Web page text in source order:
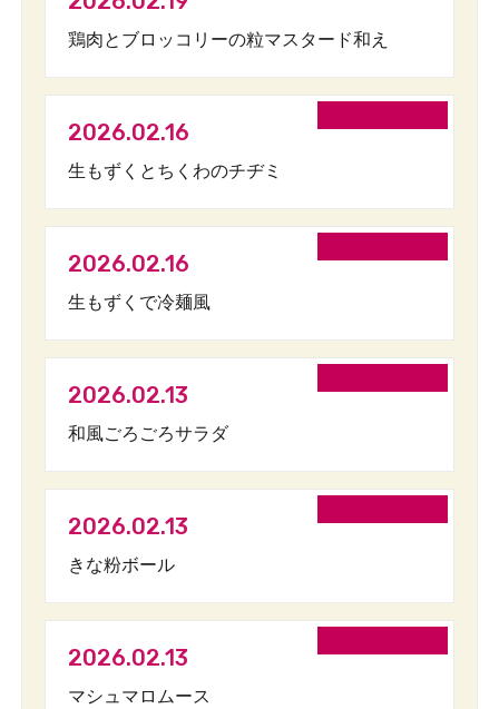
鶏肉とブロッコリーの粒マスタード和え
2026.02.16
生もずくとちくわのチヂミ
2026.02.16
生もずくで冷麺風
2026.02.13
和風ごろごろサラダ
2026.02.13
きな粉ボール
2026.02.13
マシュマロムース